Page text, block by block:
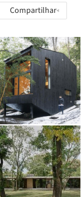
Compartilhar